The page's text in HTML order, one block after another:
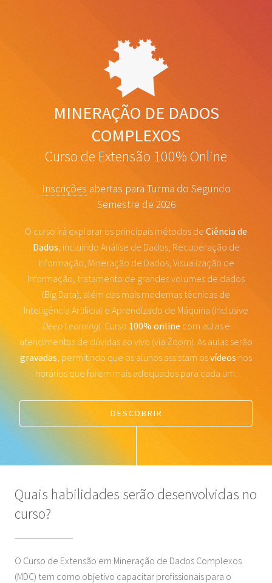
MINERAÇÃO DE DADOS
COMPLEXOS
Curso de Extensão 100% Online
Inscrições abertas para Turma do Segundo
Semestre de 2026
O curso irá explorar os principais métodos de Ciência de
Dados , incluindo Análise de Dados, Recuperação de
Informação, Mineração de Dados, Visualização de
Informação, tratamento de grandes volumes de dados
(Big Data), além das mais modernas técnicas de
Inteligência Artificial e Aprendizado de Máquina (inclusive
Deep Learning). Curso 100% online com aulas e
atendimentos de dúvidas ao vivo (via Zoom). As aulas serão
gravadas , permitindo que os alunos assistam osvídeos nos
horários que forem mais adequados para cada um.
DESCOBRIR
Quais habilidades serão desenvolvidas no
curso?
O Curso de Extensão em Mineração de Dados Complexos
(MDC) tem como objetivo capacitar profissionais para o